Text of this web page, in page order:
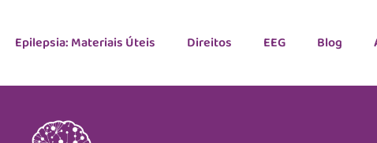
Epilepsia: Materiais Úteis Direitos EEG Blog